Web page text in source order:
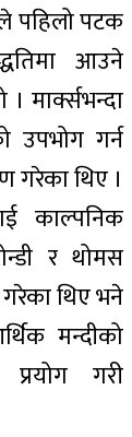
पहिलो पटक
आउने
मार्क्सभन्दा
उपभोग गर्न
गरेका थिए ।
काल्पनिक
र थोमस
थिए भने
मन्दीको
गरी